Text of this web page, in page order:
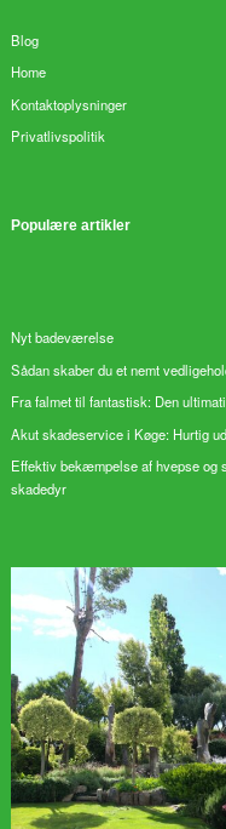
Blog
Home
Kontaktoplysninger
Privatlivspolitik
Populære artikler
Nyt badeværelse
Sådan skaber du et nemt
Fra falmet til fantastisk: Den
Akut skadeservice i Køge: Hurtig
Effektiv bekæmpelse af hvepse
skadedyr